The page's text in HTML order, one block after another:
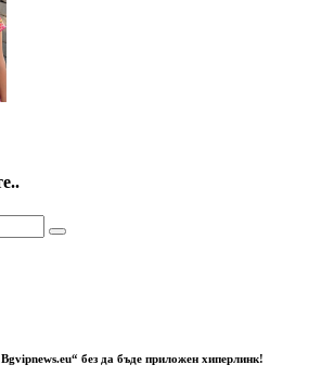
без да бъде приложен хиперлинк!